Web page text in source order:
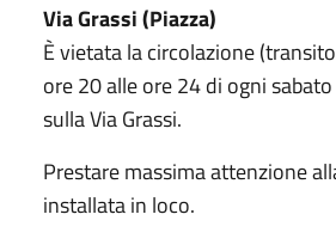
Via Grassi (Piazza)
È vietata la circolazione
ore 20 alle ore 24 di ogni
sulla Via Grassi.
Prestare massima attenzione
installata in loco.